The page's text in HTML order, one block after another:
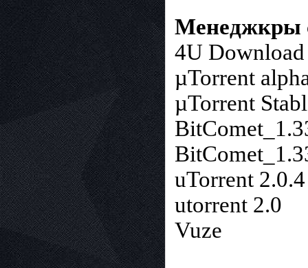
Менеджкры
4U
µTorrent
µTorrent
uTorrent 2.0.4
utorrent 2.0
Vuze